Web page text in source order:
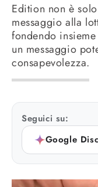
Edition non è
messaggio alla
fondendo
un messaggio
consapevolezza.
Seguici su:
Google